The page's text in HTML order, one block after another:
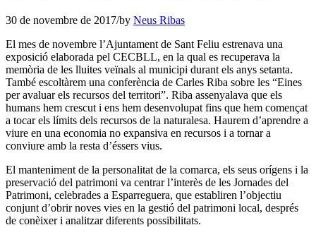
30 de novembre de 2017/by Neus Ribas
El mes de novembre l’Ajuntament de Sant Feliu estrenava una
exposició elaborada pel CECBLL, en la qual es recuperava la
memòria de les lluites veïnals al municipi durant els anys setanta.
També escoltàrem una conferència de Carles Riba sobre les “Eines
per avaluar els recursos del territori”. Riba assenyalava que els
humans hem crescut i ens hem desenvolupat fins que hem començat
a tocar els límits dels recursos de la naturalesa. Haurem d’aprendre a
viure en una economia no expansiva en recursos i a tornar a
conviure amb la resta d’éssers vius.
El manteniment de la personalitat de la comarca, els seus orígens i la
preservació del patrimoni va centrar l’interès de les Jornades del
Patrimoni, celebrades a Esparreguera, que establiren l’objectiu
conjunt d’obrir noves vies en la gestió del patrimoni local, després
de conèixer i analitzar diferents possibilitats.